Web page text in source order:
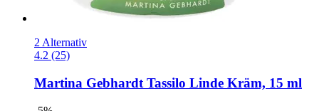
2 Alternativ
4.2 (25)
Martina Gebhardt Tassilo Linde Kräm, 15 ml